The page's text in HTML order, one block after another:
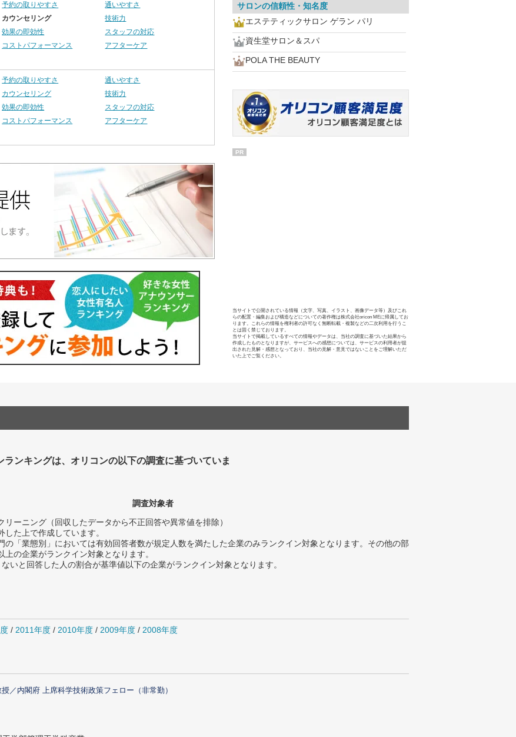
予約の取りやすさ
通いやすさ
カウンセリング
技術力
効果の即効性
スタッフの対応
コストパフォーマンス
アフターケア
予約の取りやすさ
通いやすさ
カウンセリング
技術力
効果の即効性
スタッフの対応
コストパフォーマンス
アフターケア
サロンの信頼性・知名度
エステティックサロン ゲラン パリ
資生堂サロン＆スパ
POLA THE BEAUTY
PR
当サイトで公開されている情報（文字、写真、イラスト、画像データ等）及びこれ
らの配置・編集および構造などについての著作権は株式会社oricon MEに帰属してお
ります。これらの情報を権利者の許可なく無断転載・複製などの二次利用を行うこ
とは固く禁じております。
当サイトで掲載しているすべての情報やデータは、当社の調査に基づいた結果から
作成したものとなりますが、サービスへの感想については、サービスの利用者が提
出された見解・感想となっており、当社の見解・意見ではないことをご理解いただ
いた上でご覧ください。
ランキングは、オリコンの以下の調査に基づいていま
調査対象者
ーニング（回収したデータから不正回答や異常値を排除）
た上で作成しています。
「業態別」においては有効回答者数が規定人数を満たした企業のみランクイン対象となります。その他の部
の企業がランクイン対象となります。
いと回答した人の割合が基準値以下の企業がランクイン対象となります。
/ 2011年度 / 2010年度 / 2009年度 / 2008年度
／内閣府 上席科学技術政策フェロー（非常勤）